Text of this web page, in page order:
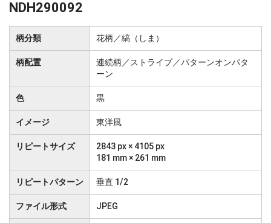
NDH290092
柄分類 花柄／縞（しま）
柄配置
連続柄／ストライプ／パターンオンパタ
ーン
色 黒
イメージ 東洋風
リピートサイズ
2843 px × 4105 px
181 mm × 261 mm
リピートパターン 垂直 1/2
ファイル形式 JPEG